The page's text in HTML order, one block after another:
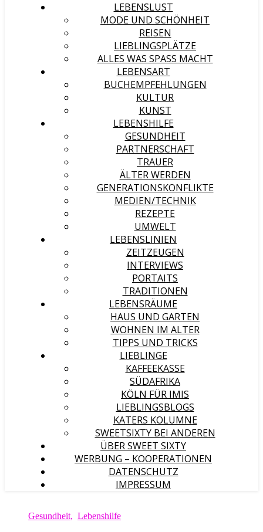
LEBENSLUST
MODE UND SCHÖNHEIT
REISEN
LIEBLINGSPLÄTZE
ALLES WAS SPASS MACHT
LEBENSART
BUCHEMPFEHLUNGEN
KULTUR
KUNST
LEBENSHILFE
GESUNDHEIT
PARTNERSCHAFT
TRAUER
ÄLTER WERDEN
GENERATIONSKONFLIKTE
MEDIEN/TECHNIK
REZEPTE
UMWELT
LEBENSLINIEN
ZEITZEUGEN
INTERVIEWS
PORTAITS
TRADITIONEN
LEBENSRÄUME
HAUS UND GARTEN
WOHNEN IM ALTER
TIPPS UND TRICKS
LIEBLINGE
KAFFEEKASSE
SÜDAFRIKA
KÖLN FÜR IMIS
LIEBLINGSBLOGS
KATERS KOLUMNE
SWEETSIXTY BEI ANDEREN
ÜBER SWEET SIXTY
WERBUNG – KOOPERATIONEN
DATENSCHUTZ
IMPRESSUM
Gesundheit, Lebenshilfe